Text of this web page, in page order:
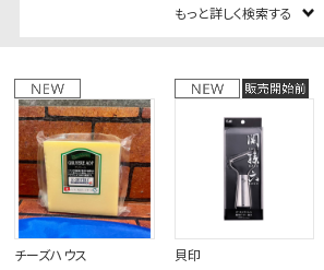
閉じる
もっと詳しく検索する
チーズハウス
貝印